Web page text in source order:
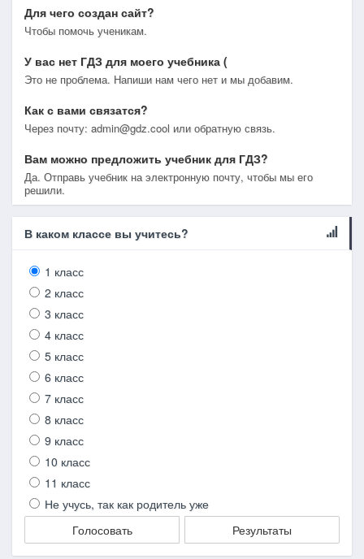
Для чего создан сайт?
Чтобы помочь ученикам.
У вас нет ГДЗ для моего учебника (
Это не проблема. Напиши нам чего нет и мы добавим.
Как с вами связатся?
Через почту: admin@gdz.cool или обратную связь.
Вам можно предложить учебник для ГДЗ?
Да. Отправь учебник на электронную почту, чтобы мы его
решили.
В каком классе вы учитесь?
1 класс
2 класс
3 класс
4 класс
5 класс
6 класс
7 класс
8 класс
9 класс
10 класс
11 класс
Не учусь, так как родитель уже
Голосовать
Результаты